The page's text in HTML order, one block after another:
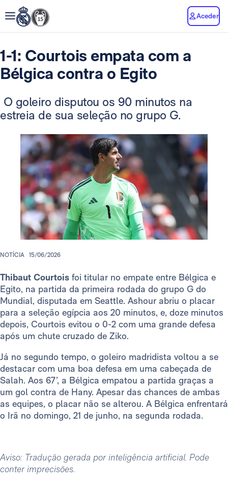
Aceder
1-1: Courtois empata com a
Bélgica contra o Egito
O goleiro disputou os 90 minutos na
estreia de sua seleção no grupo G.
NOTÍCIA 15/06/2026
Thibaut Courtois foi titular no empate entre Bélgica e
Egito, na partida da primeira rodada do grupo G do
Mundial, disputada em Seattle. Ashour abriu o placar
para a seleção egípcia aos 20 minutos, e, doze minutos
depois, Courtois evitou o 0-2 com uma grande defesa
após um chute cruzado de Ziko.
Já no segundo tempo, o goleiro madridista voltou a se
destacar com uma boa defesa em uma cabeçada de
Salah. Aos 67’, a Bélgica empatou a partida graças a
um gol contra de Hany. Apesar das chances de ambas
as equipes, o placar não se alterou. A Bélgica enfrentará
o Irã no domingo, 21 de junho, na segunda rodada.
Aviso: Tradução gerada por inteligência artificial. Pode
conter imprecisões.